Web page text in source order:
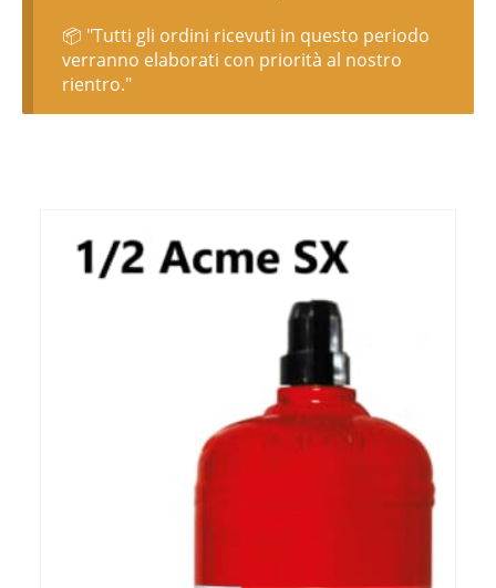
📦 "Tutti gli ordini ricevuti in questo periodo
verranno elaborati con priorità al nostro
rientro."